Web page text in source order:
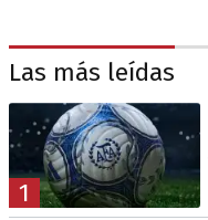
Las más leídas
1